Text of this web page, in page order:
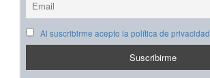
Al suscribirme acepto la política de privacidad